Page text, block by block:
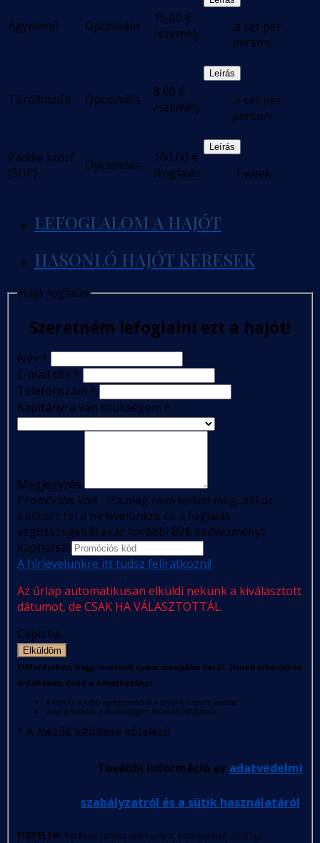
Ágynemű Opcionális 15,00 €
/személy
.a set per
person
Törölközők Opcionális 8,00 €
/személy
Leírás
.a set per
person
Paddle szörf
(SUP)
Opcionális 100,00 €
/foglalás
Leírás
.1 week
LEFOGLALOM A HAJÓT
HASONLÓ HAJÓT KERESEK
Hajó foglalás
Szeretném lefoglalni ezt a hajót!
Név *
E-mail cím *
Telefonszám *
Kapitányra van szükségem *
Megjegyzés
Promóciós kód - Ha még nem tetted meg, akkor
iratkozz fel a hírlevelünkre és a foglalás
végösszegéből akár további 80€ kedvezményt
kaphatsz!
A hírlevelünkre itt tudsz feliratkozni!
Az űrlap automatikusan elküldi nekünk a kiválasztott
dátumot, de CSAK HA VÁLASZTOTTÁL.
Captcha
Elküldöm
Előfordulhat, hogy levelünk spam mappába kerül. Ennek elkerülése
érdekében, tedd a következőket:
Kattints a jobb egérgombbal a tőlünk kapott levélre
Add a feladót a biztonságos feladók listájához
* A mezők kitöltése kötelező
További információ az adatvédelmi
szabályzatról és a sütik használatáról.
FIGYELEM: Kérésed fontos számunkra. Amennyiben az űrlap